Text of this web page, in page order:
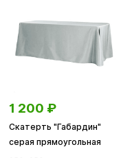
1 200 ₽
Скатерть "Габардин"
серая прямоугольная